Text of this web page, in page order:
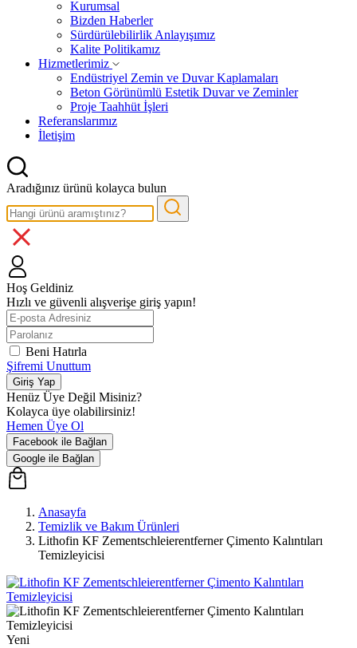
Kurumsal
Bizden Haberler
Sürdürülebilirlik Anlayışımız
Kalite Politikamız
Hizmetlerimiz
Endüstriyel Zemin ve Duvar Kaplamaları
Beton Görünümlü Estetik Duvar ve Zeminler
Proje Taahhüt İşleri
Referanslarımız
İletişim
Aradığınız ürünü kolayca bulun
Hoş Geldiniz
Hızlı ve güvenli alışverişe giriş yapın!
Beni Hatırla
Şifremi Unuttum
Giriş Yap
Henüz Üye Değil Misiniz?
Kolayca üye olabilirsiniz!
Hemen Üye Ol
Facebook ile Bağlan
Google ile Bağlan
Anasayfa
Temizlik ve Bakım Ürünleri
Lithofin KF Zementschleierentferner Çimento Kalıntıları
Temizleyicisi
Yeni